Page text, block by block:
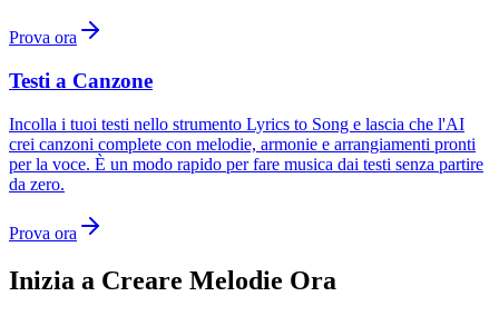
Prova ora
Testi a Canzone
Incolla i tuoi testi nello strumento Lyrics to Song e lascia che l'AI
crei canzoni complete con melodie, armonie e arrangiamenti pronti
per la voce. È un modo rapido per fare musica dai testi senza partire
da zero.
Prova ora
Inizia a Creare Melodie Ora